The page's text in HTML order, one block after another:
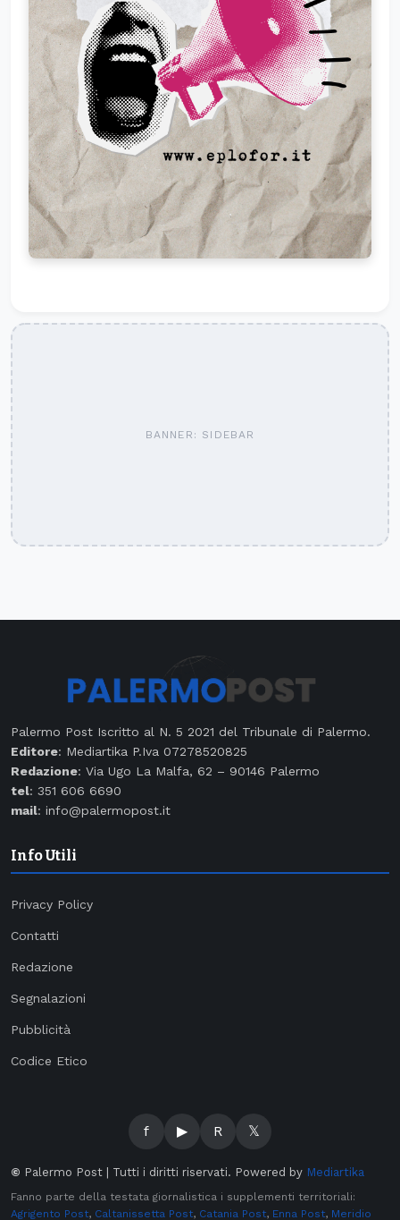
BANNER: SIDEBAR
Palermo Post Iscritto al N. 5 2021 del Tribunale di Palermo.
Editore: Mediartika P.Iva 07278520825
Redazione: Via Ugo La Malfa, 62 – 90146 Palermo
tel: 351 606 6690
mail: info@palermopost.it
Info Utili
Privacy Policy
Contatti
Redazione
Segnalazioni
Pubblicità
Codice Etico
f ▶ R 𝕏
© Palermo Post | Tutti i diritti riservati. Powered by Mediartika
Fanno parte della testata giornalistica i supplementi territoriali:
Agrigento Post, Caltanissetta Post, Catania Post, Enna Post, Meridio